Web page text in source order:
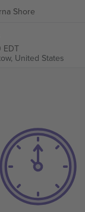
Shore
EDT
United States